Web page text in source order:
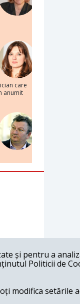
care
anumit
și pentru a
Politicii de
modifica setările